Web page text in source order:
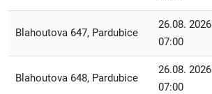
Blahoutova 647, Pardubice
26.08. 2026
07:00
Blahoutova 648, Pardubice
26.08. 2026
07:00